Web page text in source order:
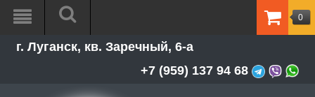
г. Луганск, кв. Заречный, 6-а
+7 (959) 137 94 68
0